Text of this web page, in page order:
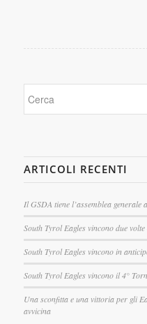
ARTICOLI RECENTI
Il GSDA tiene l’assemblea generale
South Tyrol Eagles vincono due
South Tyrol Eagles vincono in
South Tyrol Eagles vincono il 4°
Una sconfitta e una vittoria per gli
avvicina